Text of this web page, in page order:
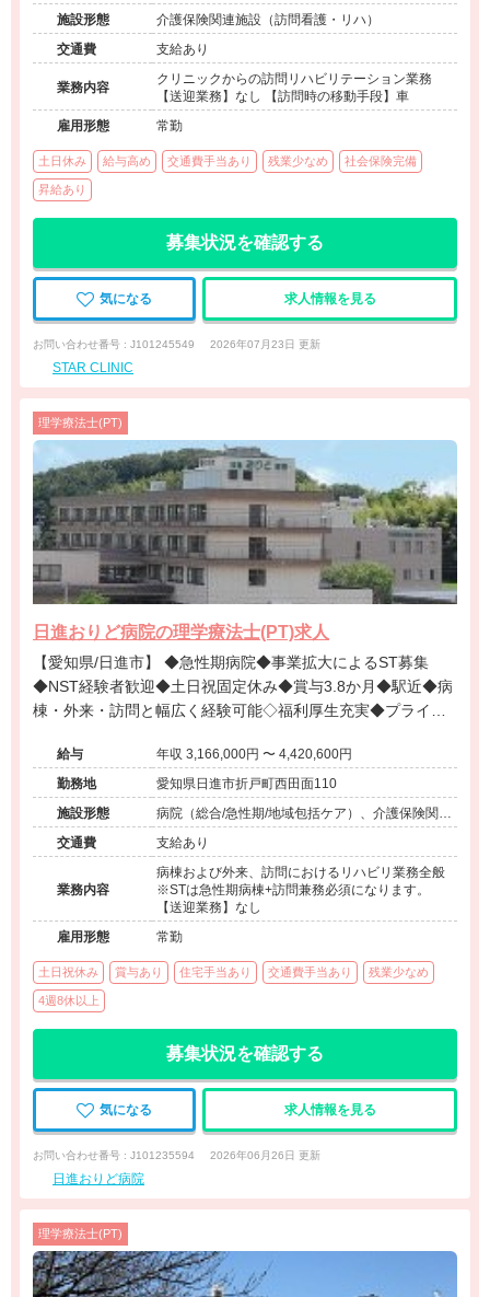
率低い◆時期先の方でも応募可能です
施設形態
介護保険関連施設（訪問看護・リハ）
交通費
支給あり
業務内容
クリニックからの訪問リハビリテーション業務
【送迎業務】なし 【訪問時の移動手段】車
雇用形態
常勤
土日休み 給与高め 交通費手当あり 残業少なめ 社会保険完備
昇給あり
募集状況を確認する
気になる 求人情報を見る
お問い合わせ番号 : J101245549 2026年07月23日 更新
STAR CLINIC
理学療法士(PT)
日進おりど病院の理学療法士(PT)求人
【愛知県/日進市】 ◆急性期病院◆事業拡大によるST募集
◆NST経験者歓迎◆土日祝固定休み◆賞与3.8か月◆駅近◆病
棟・外来・訪問と幅広く経験可能◇福利厚生充実◆プライベ
給与
年収 3,166,000円 〜 4,420,600円
勤務地
愛知県日進市折戸町西田面110
施設形態
病院（総合/急性期/地域包括ケア）、介護保険関連
施設（訪問看護・リハ）、その他（地域包括）
交通費 支給あり
業務内容
病棟および外来、訪問におけるリハビリ業務全般
※STは急性期病棟+訪問兼務必須になります。
【送迎業務】なし
雇用形態
常勤
土日祝休み 賞与あり 住宅手当あり 交通費手当あり 残業少なめ
4週8休以上
募集状況を確認する
気になる 求人情報を見る
お問い合わせ番号 : J101235594 2026年06月26日 更新
日進おりど病院
理学療法士(PT)